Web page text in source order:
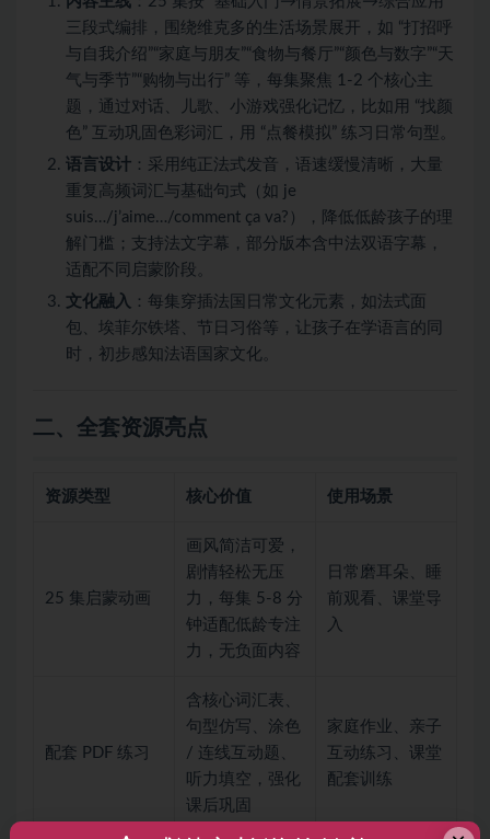
三段式编排，围绕维克多的生活场景展开，如 “打招呼
与自我介绍”“家庭与朋友”“食物与餐厅”“颜色与数字”“天
气与季节”“购物与出行” 等，每集聚焦 1-2 个核心主
题，通过对话、儿歌、小游戏强化记忆，比如用 “找颜
色” 互动巩固色彩词汇，用 “点餐模拟” 练习日常句型。
语言设计 ：采用纯正法式发音，语速缓慢清晰，大量
重复高频词汇与基础句式（如 je
suis…/j’aime…/comment ça va?），降低低龄孩子的理
解门槛；支持法文字幕，部分版本含中法双语字幕，
适配不同启蒙阶段。
文化融入
：每集穿插法国日常文化元素，如法式面
包、埃菲尔铁塔、节日习俗等，让孩子在学语言的同
时，初步感知法语国家文化。
二、全套资源亮点
资源类型 核心价值 使用场景
25 集启蒙动画
画风简洁可爱，
剧情轻松无压
力，每集 5-8 分
钟适配低龄专注
力，无负面内容
日常磨耳朵、睡
前观看、课堂导
入
配套 PDF 练习
含核心词汇表、
句型仿写、涂色
/ 连线互动题、
听力填空，强化
课后巩固
家庭作业、亲子
互动练习、课堂
配套训练